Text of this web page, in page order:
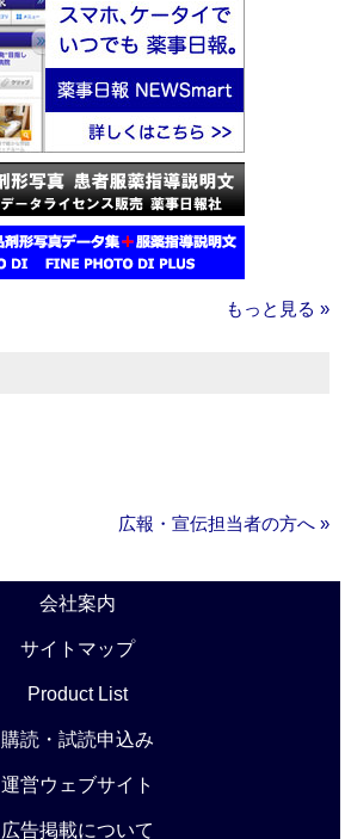
もっと見る »
広報・宣伝担当者の方へ »
会社案内
サイトマップ
Product List
購読・試読申込み
運営ウェブサイト
広告掲載について